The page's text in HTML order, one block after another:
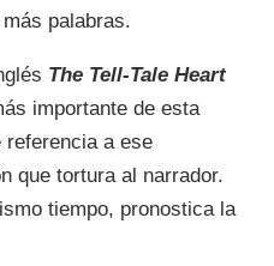
palabras.
The Tell-Tale Heart
importante de esta
a ese
que tortura al narrador.
tiempo, pronostica la